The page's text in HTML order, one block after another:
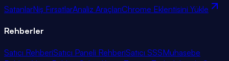
SatanlarNiş FırsatlarAnaliz AraçlarıChrome Eklentisini Yükle
Rehberler
Satıcı RehberiSatıcı Paneli RehberiSatıcı SSSMuhasebe